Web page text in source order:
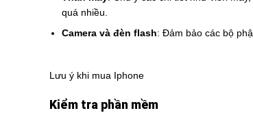
quá nhiều.
Camera và đèn flash: Đảm bảo các bộ
Lưu ý khi mua Iphone
Kiểm tra phần mềm